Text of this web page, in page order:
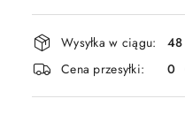
Dostępność
i
dostawa
Wysyłka w ciągu:
Cena przesyłki:
0